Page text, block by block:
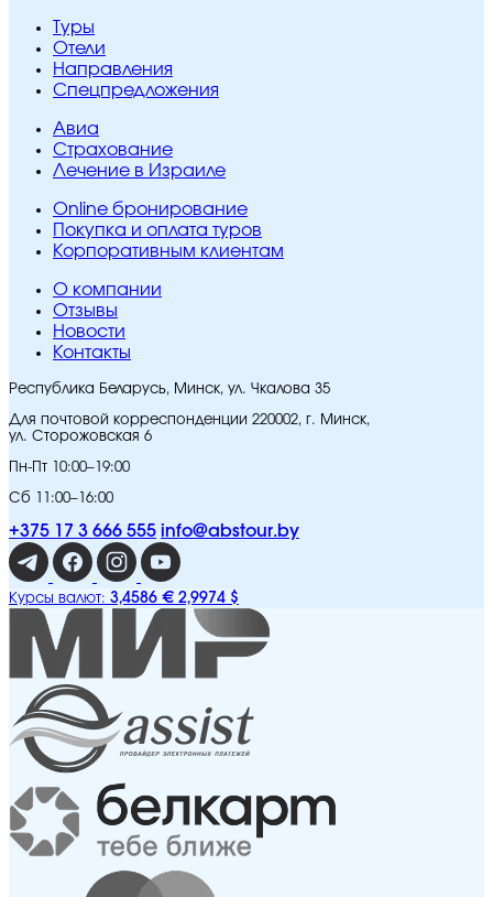
Туры
Отели
Направления
Спецпредложения
Авиа
Страхование
Лечение в Израиле
Online бронирование
Покупка и оплата туров
Корпоративным клиентам
O компании
Отзывы
Новости
Контакты
Республика Беларусь, Минск, ул. Чкалова 35
Для почтовой корреспонденции 220002, г. Минск,
ул. Сторожовская 6
Пн-Пт 10:00–19:00
Сб 11:00–16:00
+375 17 3 666 555 info@abstour.by
Курсы валют: 3,4586 € 2,9974 $